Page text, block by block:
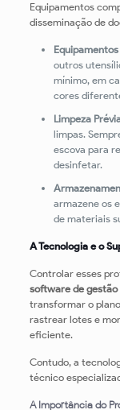
Equipamentos
disseminação de
outros
mínimo, em
cores
Limpeza
limpas.
escova para
desinfetar.
armazene os
de materiais
A Tecnologia e o
Controlar esses
software de gestão
transformar o
rastrear lotes e
eficiente.
Contudo, a
técnico
A Importância do